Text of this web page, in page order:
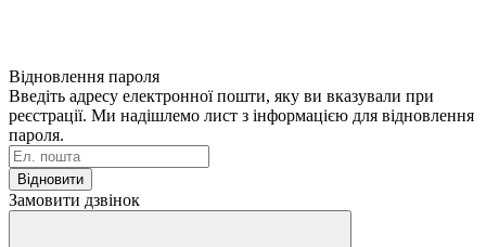
Відновлення пароля
Введіть адресу електронної пошти, яку ви вказували при
реєстрації. Ми надішлемо лист з інформацією для відновлення
пароля.
Відновити
Замовити дзвінок